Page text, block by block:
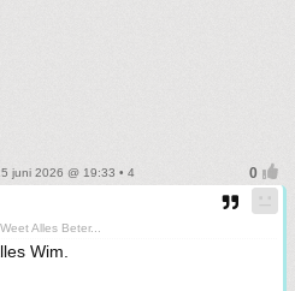
juni 2026 @ 19:33 • 4
Alles Beter...
Wim.